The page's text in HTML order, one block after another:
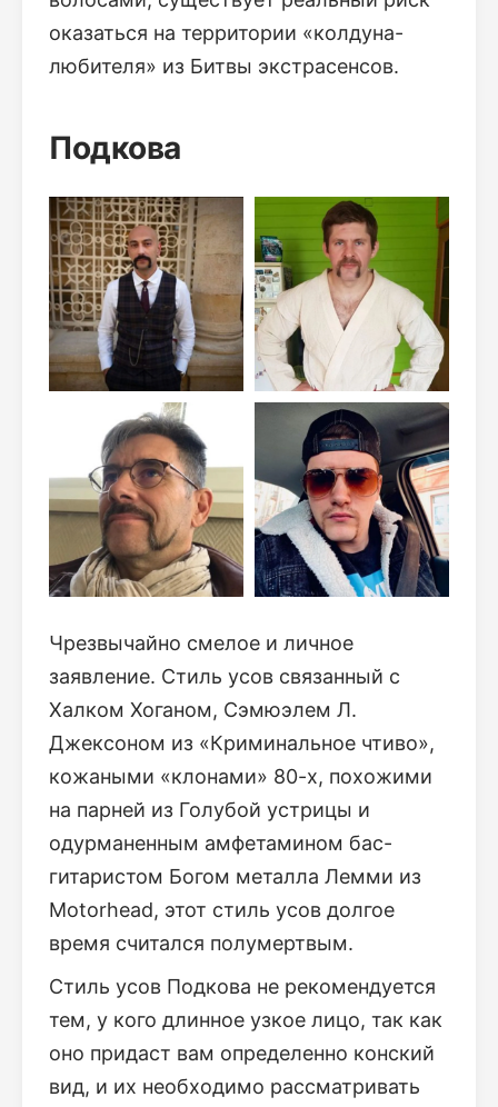
оказаться на территории «колдуна-
любителя» из Битвы экстрасенсов.
Подкова
Чрезвычайно смелое и личное
заявление. Стиль усов связанный с
Халком Хоганом, Сэмюэлем Л.
Джексоном из «Криминальное чтиво»,
кожаными «клонами» 80-х, похожими
на парней из Голубой устрицы и
одурманенным амфетамином бас-
гитаристом Богом металла Лемми из
Motorhead, этот стиль усов долгое
время считался полумертвым.
Стиль усов Подкова не рекомендуется
тем, у кого длинное узкое лицо, так как
оно придаст вам определенно конский
вид, и их необходимо рассматривать